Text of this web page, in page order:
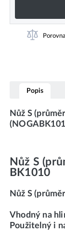
Popis
Nůž S
Nůž S
BK1010
Nůž S
Vhodný na
Použitelný i